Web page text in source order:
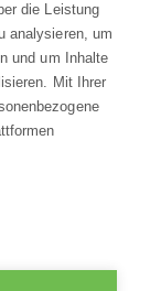
Uhr
die Leistung
analysieren, um
und um Inhalte
Mit Ihrer